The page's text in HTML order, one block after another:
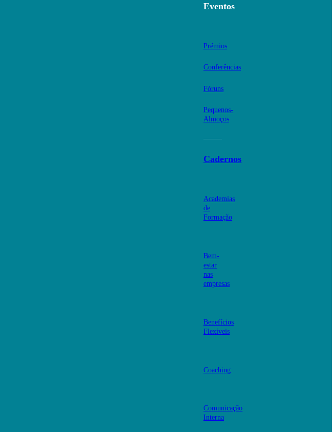
Eventos
Prémios
Conferências
Fóruns
Pequenos-
Almoços
Cadernos
Academias
de
Formação
Bem-
estar
nas
empresas
Benefícios
Flexíveis
Coaching
Comunicação
Interna